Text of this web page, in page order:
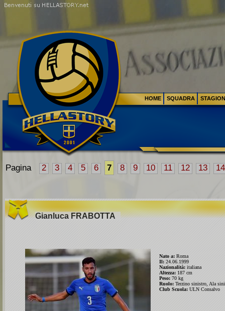
Pagina 2 3 4 5 6 7 8 9 10 11 12 13 14
Gianluca FRABOTTA
Nato a: Roma
Il: 24.06.1999
Nazionalità: italiana
Altezza: 187 cm
Peso: 70 kg
Ruolo: Terzino sinistro, Ala
Club Scuola: ULN Consalvo
HOME SQUADRA